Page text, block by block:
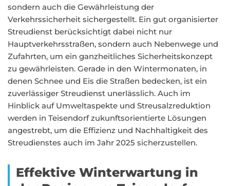
sondern auch die Gewährleistung der
Verkehrssicherheit sichergestellt. Ein gut organisierter
Streudienst berücksichtigt dabei nicht nur
Hauptverkehrsstraßen, sondern auch Nebenwege und
Zufahrten, um ein ganzheitliches Sicherheitskonzept
zu gewährleisten. Gerade in den Wintermonaten, in
denen Schnee und Eis die Straßen bedecken, ist ein
zuverlässiger Streudienst unerlässlich. Auch im
Hinblick auf Umweltaspekte und Streusalzreduktion
werden in Teisendorf zukunftsorientierte Lösungen
angestrebt, um die Effizienz und Nachhaltigkeit des
Streudienstes auch im Jahr 2025 sicherzustellen.
Effektive Winterwartung in